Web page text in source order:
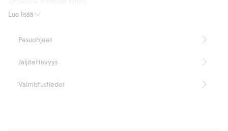
Lue lisääPituus 60 cm koossa S
Pesuohjeet
Jäljitettävyys
Valmistustiedot